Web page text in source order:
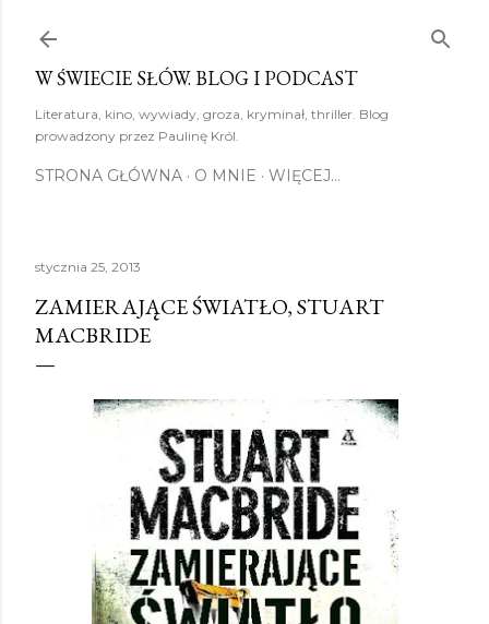
W ŚWIECIE SŁÓW. BLOG I PODCAST
Literatura, kino, wywiady, groza, kryminał, thriller. Blog
prowadzony przez Paulinę Król.
STRONA GŁÓWNA O MNIE WIĘCEJ…
stycznia 25, 2013
ZAMIERAJĄCE ŚWIATŁO, STUART
MACBRIDE